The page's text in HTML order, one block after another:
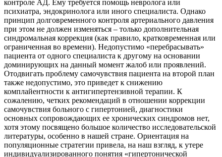
контроле АД. Ему требуется помощь невролога или
психиатра, эндокринолога или иного специалиста. Однако
принцип долговременного контроля артериального давления
при этом не должен изменяться – только дополнительная
синдромальная коррекция (как правило, кратковременная или
ограниченная во времени). Недопустимо «перебрасывать»
пациента от одного специалиста к другому на основании
доминирующих на данный момент жалоб или проявлений.
Отодвигать проблему самочувствия пациента на второй план
также недопустимо, это приведет к снижению
комплайентности к антигипертензивной терапии. К
сожалению, четких рекомендаций в отношении коррекции
самочувствия больного с гипертонией, диагностики
основных сопровождающих ее хронических синдромов нет,
хотя этому посвящено большое количество исследовательской
литературы, особенно в нашей стране. Ориентация на
популяционные стратегии привела, на наш взгляд, к утере
индивидуализированного понятия «гипертонической